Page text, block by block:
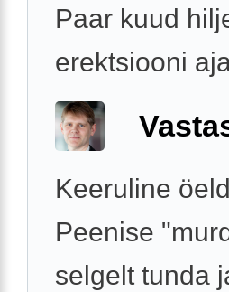
Paar kuud
erektsiooni
Keeruline
Peenise
selgelt tunda